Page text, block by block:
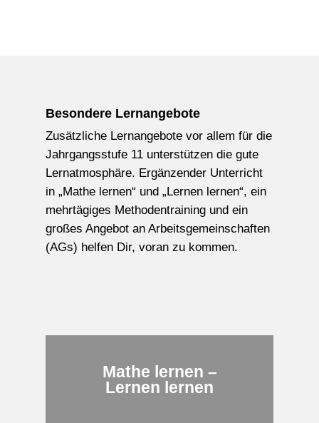
Besondere Lernangebote
Zusätzliche Lernangebote vor allem für die
Jahrgangsstufe 11 unterstützen die gute
Lernatmosphäre. Ergänzender Unterricht
in „Mathe lernen“ und „Lernen lernen“, ein
mehrtägiges Methodentraining und ein
großes Angebot an Arbeitsgemeinschaften
(AGs) helfen Dir, voran zu kommen.
Mathe lernen –
Lernen lernen